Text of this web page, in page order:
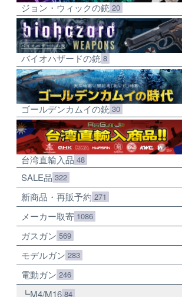
ジョン・ウィックの銃 20
バイオハザードの銃 8
ゴールデンカムイの銃 30
台湾直輸入品 48
SALE品 322
新商品・再販予約 271
メーカー取寄 1086
ガスガン 569
モデルガン 283
電動ガン 246
M4/M16 84